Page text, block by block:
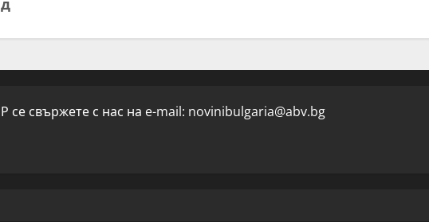
свържете с нас на e-mail: novinibulgaria@abv.bg